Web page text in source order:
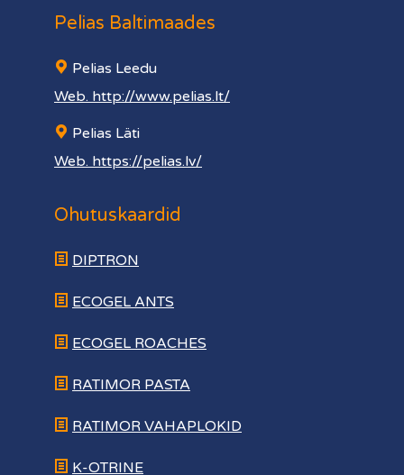
Pelias Baltimaades
Pelias Leedu
Web. http://www.pelias.lt/
Pelias Läti
Web. https://pelias.lv/
Ohutuskaardid
DIPTRON
ECOGEL ANTS
ECOGEL ROACHES
RATIMOR PASTA
RATIMOR VAHAPLOKID
K-OTRINE